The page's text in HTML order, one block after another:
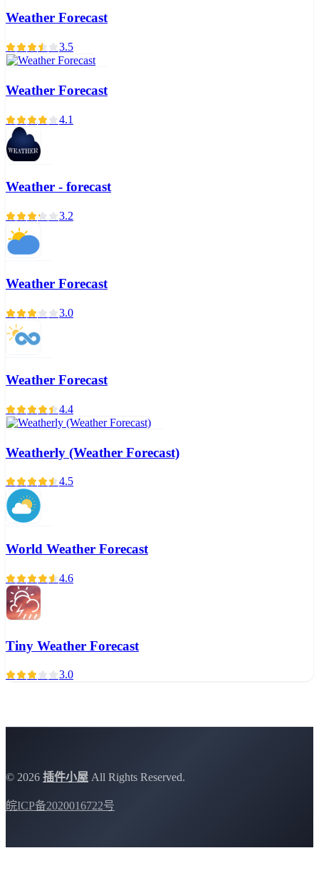
Weather Forecast
3.5
Weather Forecast
4.1
Weather - forecast
3.2
Weather Forecast
3.0
Weather Forecast
4.4
Weatherly (Weather Forecast)
4.5
World Weather Forecast
4.6
Tiny Weather Forecast
3.0
© 2026 插件小屋 All Rights Reserved.
皖ICP备2020016722号